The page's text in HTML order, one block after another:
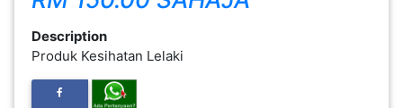
Description
Produk Kesihatan Lelaki
LELAKI(0)
MINYAK